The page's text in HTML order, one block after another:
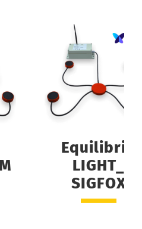
Equilibrio
LIGHT_
SIGFOX